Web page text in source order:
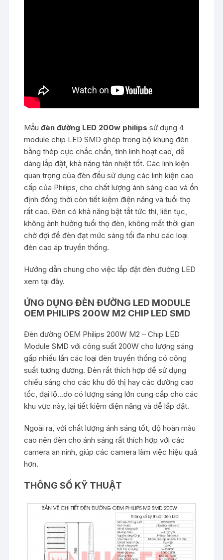
Mẫuđèn đường LED 200w philips sử dụng 4
module chip LED SMD ghép trong bộ khung đèn
bằng thép cực chắc chắn, tính linh hoạt cao, dễ
dàng lắp đặt, khả năng tản nhiệt tốt. Các linh kiện
quan trọng của đèn đều sử dụng các linh kiện cao
cấp của Philips, cho chất lượng ánh sáng cao và ổn
định đồng thời còn tiết kiệm điện năng và tuổi thọ
rất cao. Đèn có khả năng bật tắt tức thì, liên tục,
không ảnh hưởng tuổi thọ đèn, không mất thời gian
chờ đợi để đèn đạt mức sáng tối đa như các loại
đèn cao áp truyền thống.
Hướng dẫn chung cho việc lắp đặt đèn đường LED
xemtại đây.
ỨNG DỤNG ĐÈN ĐƯỜNG LED MODULE
OEM PHILIPS 200W M2 CHIP LED SMD
Đèn đường OEM Philips 200W M2 – Chip LED
Module SMD với công suất 200W cho lượng sáng
gấp nhiều lần các loại đèn truyền thống có công
suất tương đương. Đèn rất thích hợp để sử dụng
chiếu sáng cho các khu đô thị hay các đường cao
tốc, đại lộ…do có lượng sáng lớn cung cấp cho các
khu vực này, lại tiết kiệm điện năng và dễ lắp đặt.
Ngoài ra, với chất lượng ánh sáng tốt, độ hoàn màu
cao nên đèn cho ánh sáng rất thích hợp với các
camera an ninh, giúp các camera làm việc hiệu quả
hơn.
THÔNG SỐ KỸ THUẬT